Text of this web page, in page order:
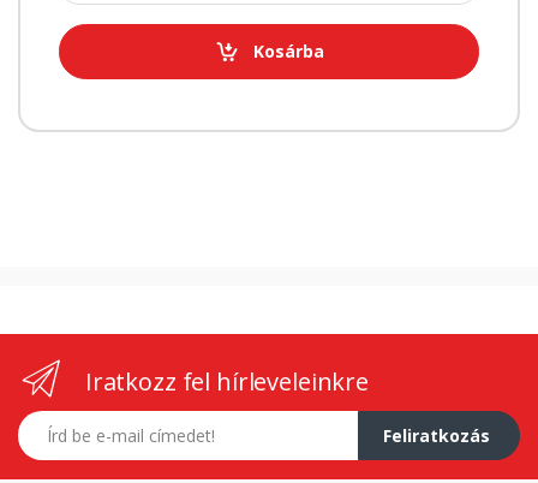
Kosárba
Iratkozz fel hírleveleinkre
E-mail címed
Feliratkozás